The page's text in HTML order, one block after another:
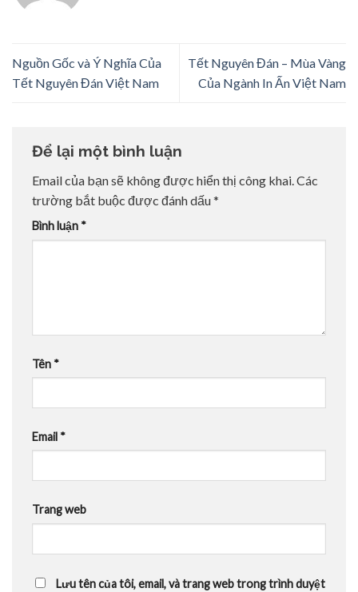
Nguồn Gốc và Ý Nghĩa Của
Tết Nguyên Đán Việt Nam
Tết Nguyên Đán – Mùa Vàng
Của Ngành In Ấn Việt Nam
Để lại một bình luận
Email của bạn sẽ không được hiển thị công khai.Các
trường bắt buộc được đánh dấu*
Bình luận *
Tên *
Email *
Trang web
Lưu tên của tôi, email, và trang web trong trình duyệt